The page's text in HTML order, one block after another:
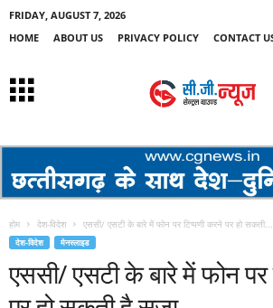
FRIDAY, AUGUST 7, 2026
HOME
ABOUT US PRIVACY POLICY CONTACT
होम देश-विदेश एससी/ एसटी के बारे में फोन पर टिप्पणी करने पर हो सकती...
देश-विदेश मेनस्लाइड
एससी/ एसटी के बारे में फोन पर